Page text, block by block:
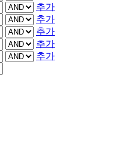
추가
추가
추가
추가
추가